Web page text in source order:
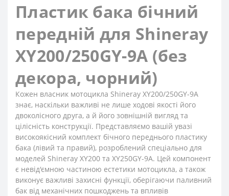
Пластик бака бічний
передній для Shineray
XY200/250GY-9A (без
декора, чорний)
Кожен власник мотоцикла Shineray XY200/250GY-9A
знає, наскільки важливі не лише ходові якості його
двоколісного друга, а й його зовнішній вигляд та
цілісність конструкції. Представляємо вашій увазі
високоякісний комплект бічного переднього пластику
бака (лівий та правий), розроблений спеціально для
моделей Shineray XY200 та XY250GY-9A. Цей компонент
є невід'ємною частиною естетики мотоцикла, а також
виконує важливі захисні функції, оберігаючи паливний
бак від механічних пошкоджень та впливів